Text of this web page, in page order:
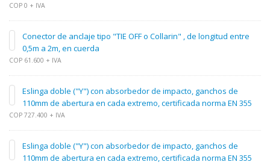
COP 0 + IVA
Conector de anclaje tipo "TIE OFF o Collarin" , de longitud entre
0,5m a 2m, en cuerda
COP 61.600 + IVA
Eslinga doble ("Y") con absorbedor de impacto, ganchos de
110mm de abertura en cada extremo, certificada norma EN 355
COP 727.400 + IVA
Eslinga doble ("Y") con absorbedor de impacto, ganchos de
110mm de abertura en cada extremo, certificada norma EN 355